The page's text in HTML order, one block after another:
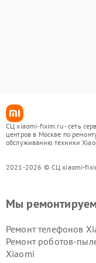
СЦ xiaomi-fixim.ru - сеть
центров в Москве по
обслуживанию техники
2021-2026 © СЦ xiaomi-
Мы
Ремонт телефонов
Ремонт роботов-
Xiaomi